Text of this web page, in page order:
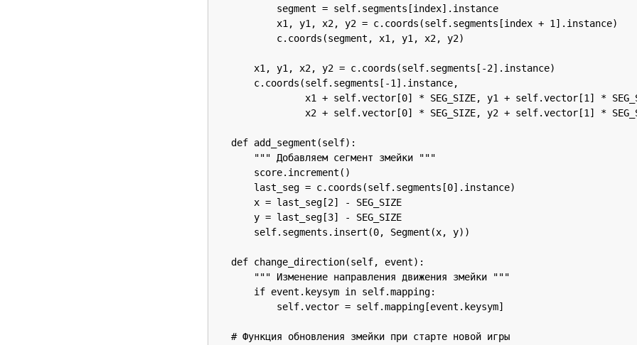
            segment = self.segments[index].instance
            x1, y1, x2, y2 = c.coords(self.segments[index + 1].instance)
            c.coords(segment, x1, y1, x2, y2)
        x1, y1, x2, y2 = c.coords(self.segments[-2].instance)
        c.coords(self.segments[-1].instance,
x1 + self.vector[0] * SEG_SIZE, y1 + self.vector[1] *
x2 + self.vector[0] * SEG_SIZE, y2 + self.vector[1] *
    def add_segment(self):
        """ Добавляем сегмент змейки """
        score.increment()
        last_seg = c.coords(self.segments[0].instance)
        x = last_seg[2] - SEG_SIZE
        y = last_seg[3] - SEG_SIZE
        self.segments.insert(0, Segment(x, y))
    def change_direction(self, event):
        """ Изменение направления движения змейки """
        if event.keysym in self.mapping:
            self.vector = self.mapping[event.keysym]
    # Функция обновления змейки при старте новой игры